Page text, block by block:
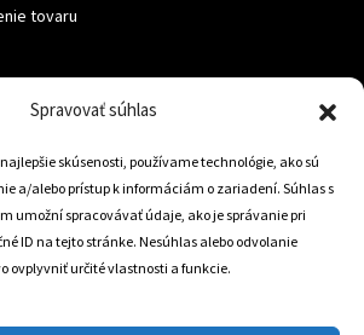
Spravovať súhlas
skúsenosti, používame technológie, ako sú
a/alebo prístup k informáciám o zariadení. Súhlas s
umožní spracovávať údaje, ako je správanie pri
ID na tejto stránke. Nesúhlas alebo odvolanie
ovplyvniť určité vlastnosti a funkcie.
tovaru
02801
905 806 234